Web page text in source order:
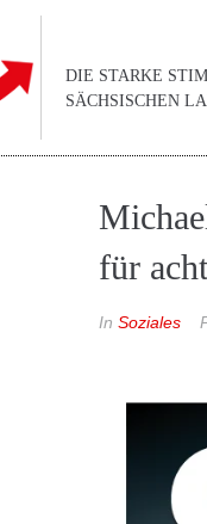
DIE STARKE
SÄCHSISCHEN
für
In Soziales